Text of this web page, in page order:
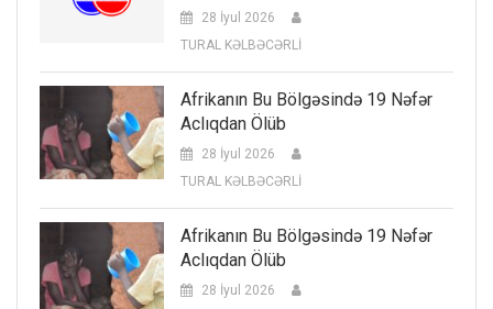
28 İyul 2026
TURAL KƏLBƏCƏRLİ
Afrikanın Bu Bölgəsində 19 Nəfər
Aclıqdan Ölüb
28 İyul 2026
TURAL KƏLBƏCƏRLİ
Afrikanın Bu Bölgəsində 19 Nəfər
Aclıqdan Ölüb
28 İyul 2026